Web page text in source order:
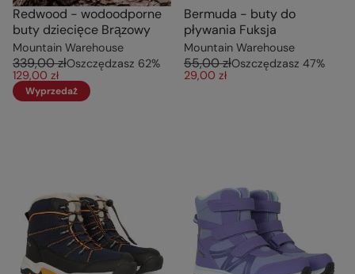
Redwood - wodoodporne
buty dziecięce Brązowy
Mountain Warehouse
339,00 złOszczędzasz 62%
129,00 zł
Wyprzedaż
Bermuda - buty do
pływania Fuksja
Mountain Warehouse
55,00 złOszczędzasz 47%
29,00 zł